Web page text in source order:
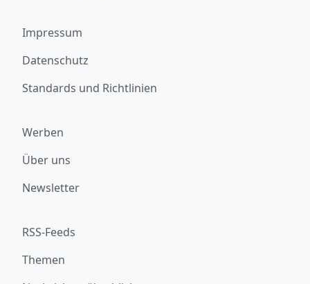
Impressum
Datenschutz
Standards und Richtlinien
Werben
Über uns
Newsletter
RSS-Feeds
Themen